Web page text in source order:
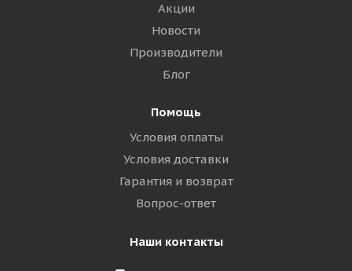
Акции
Новости
Производители
Блог
Помощь
Условия оплаты
Условия доставки
Гарантия и возврат
Вопрос-ответ
Наши контакты